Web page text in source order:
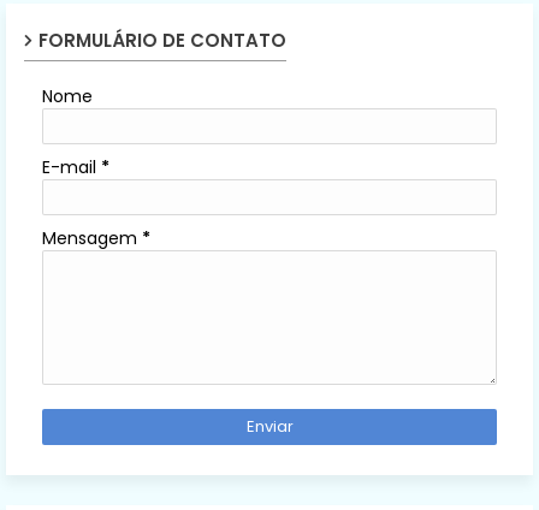
FORMULÁRIO DE CONTATO
Nome
E-mail *
Mensagem *